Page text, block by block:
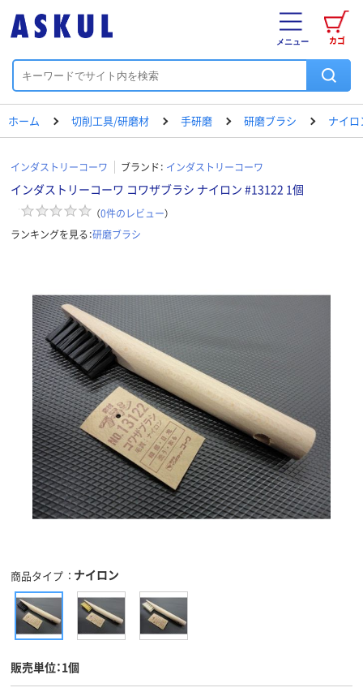
カゴ
メニュー
ホーム 切削工具/研磨材 手研磨 研磨ブラシ ナイ
インダストリーコーワ ブランド： インダストリーコーワ
インダストリーコーワ コワザブラシ ナイロン #13122 1個
（0件のレビュー）
ランキングを見る：研磨ブラシ
商品タイプ ナイロン
販売単位：1個